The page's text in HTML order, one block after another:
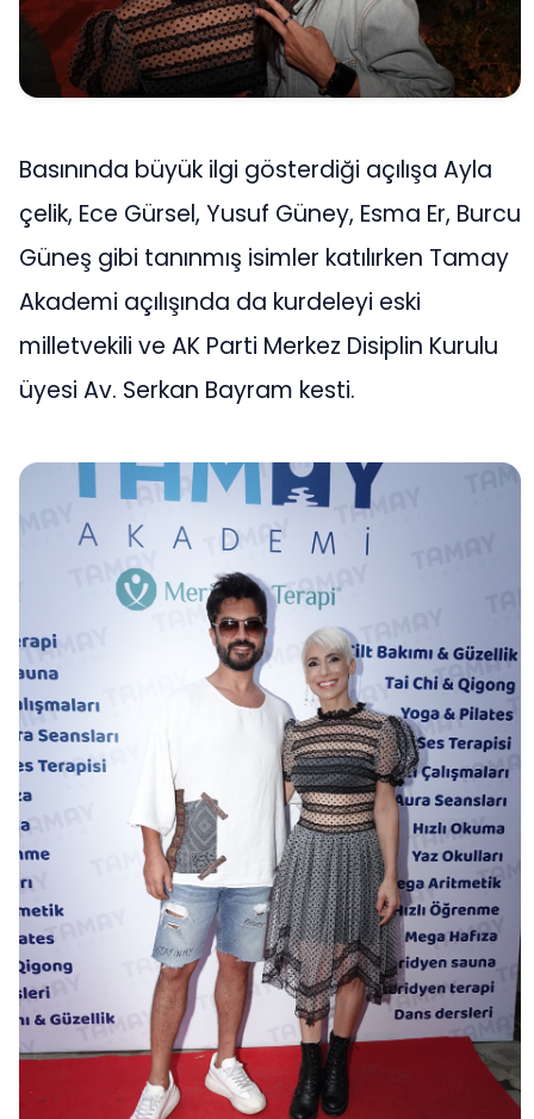
Basınında büyük ilgi gösterdiği açılışa Ayla
çelik, Ece Gürsel, Yusuf Güney, Esma Er, Burcu
Güneş gibi tanınmış isimler katılırken Tamay
Akademi açılışında da kurdeleyi eski
milletvekili ve AK Parti Merkez Disiplin Kurulu
üyesi Av. Serkan Bayram kesti.